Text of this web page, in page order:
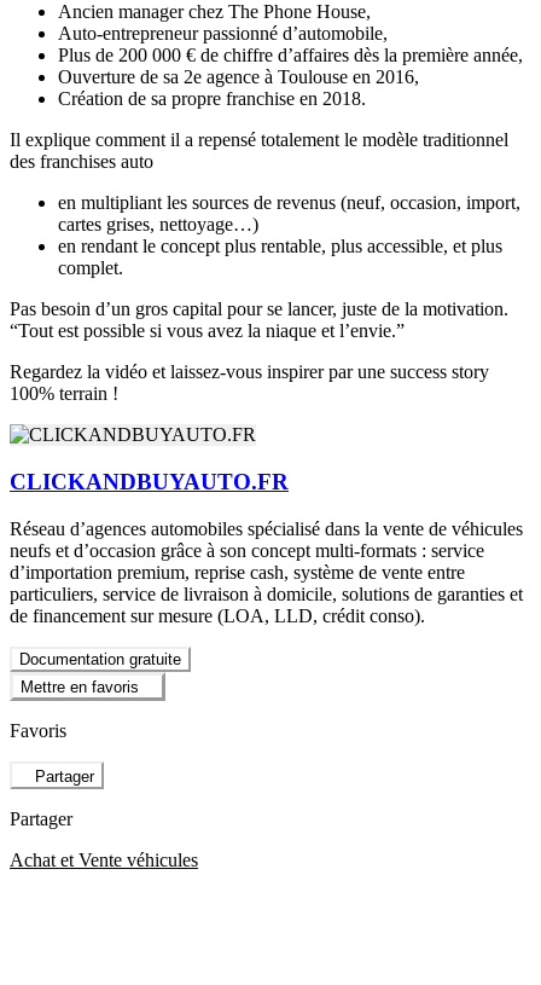
Ancien manager chez The Phone House,
Auto-entrepreneur passionné d’automobile,
Plus de 200 000 € de chiffre d’affaires dès la première année,
Ouverture de sa 2e agence à Toulouse en 2016,
Création de sa propre franchise en 2018.
Il explique comment il a repensé totalement le modèle traditionnel
des franchises auto
en multipliant les sources de revenus (neuf, occasion, import,
cartes grises, nettoyage…)
en rendant le concept plus rentable, plus accessible, et plus
complet.
Pas besoin d’un gros capital pour se lancer, juste de la motivation.
“Tout est possible si vous avez la niaque et l’envie.”
Regardez la vidéo et laissez-vous inspirer par une success story
100% terrain !
CLICKANDBUYAUTO.FR
Réseau d’agences automobiles spécialisé dans la vente de véhicules
neufs et d’occasion grâce à son concept multi-formats : service
d’importation premium, reprise cash, système de vente entre
particuliers, service de livraison à domicile, solutions de garanties et
de financement sur mesure (LOA, LLD, crédit conso).
Documentation gratuite
Mettre en favoris
Favoris
Partager
Partager
Achat et Vente véhicules